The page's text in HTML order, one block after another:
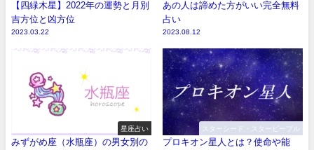
【四緑木星】2022年の運勢と月別
吉方位と凶方位
2023.03.22
あの人は諦めた方がいい完全無料
占い
2023.08.12
星座占い
みずがめ座（水瓶座）の男女別の
スターシード・スターピープル
プロキオン星人とは？使命や能